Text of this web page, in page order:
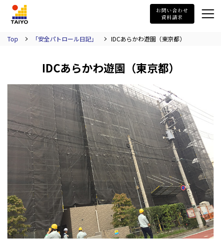
お問い合わせ
資料請求
Top 「安全パトロール日記」 IDCあらかわ遊園（東京都）
IDCあらかわ遊園（東京都）